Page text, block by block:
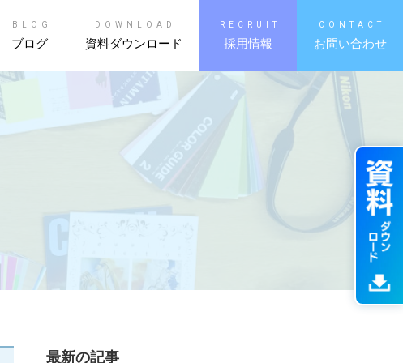
BLOG
ブログ
DOWNLOAD
資料ダウンロード
RECRUIT
採用情報
CONTACT
お問い合わせ
最新の記事